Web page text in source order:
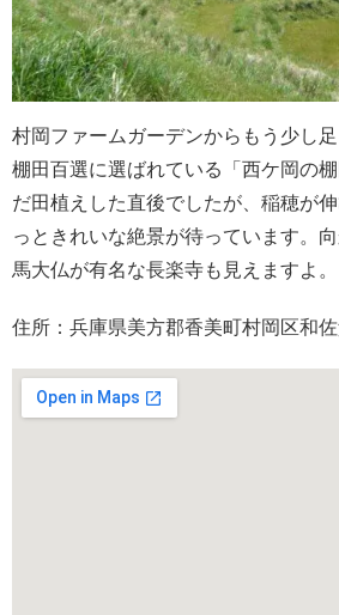
村岡ファームガーデンからもう少し
棚田百選に選ばれている「西ケ岡の
だ田植えした直後でしたが、稲穂が
っときれいな絶景が待っています。
馬大仏が有名な長楽寺も見えますよ。
住所：兵庫県美方郡香美町村岡区和